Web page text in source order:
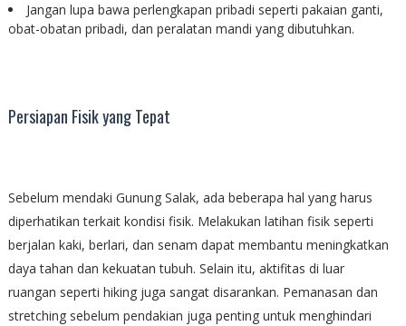
Jangan lupa bawa perlengkapan pribadi seperti pakaian ganti,
obat-obatan pribadi, dan peralatan mandi yang dibutuhkan.
Persiapan Fisik yang Tepat
Sebelum mendaki Gunung Salak, ada beberapa hal yang harus
diperhatikan terkait kondisi fisik. Melakukan latihan fisik seperti
berjalan kaki, berlari, dan senam dapat membantu meningkatkan
daya tahan dan kekuatan tubuh. Selain itu, aktifitas di luar
ruangan seperti hiking juga sangat disarankan. Pemanasan dan
stretching sebelum pendakian juga penting untuk menghindari